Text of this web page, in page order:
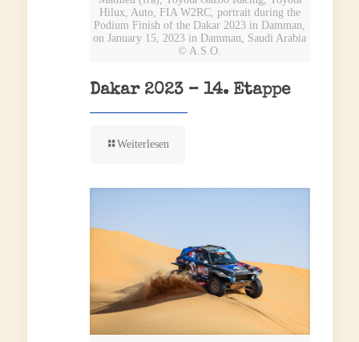
Hilux, Auto, FIA W2RC, portrait during the
Podium Finish of the Dakar 2023 in Damman,
on January 15, 2023 in Damman, Saudi Arabia
© A.S.O.
Dakar 2023 – 14. Etappe
Weiterlesen